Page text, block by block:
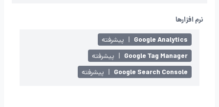
نرم افزارها
Google Analytics
| پیشرفته
Google Tag Manager
| پیشرفته
Google Search Console
| پیشرفته